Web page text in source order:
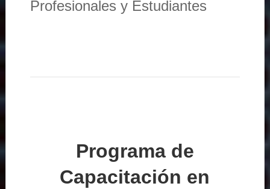
Profesionales y Estudiantes
Programa de
Capacitación en